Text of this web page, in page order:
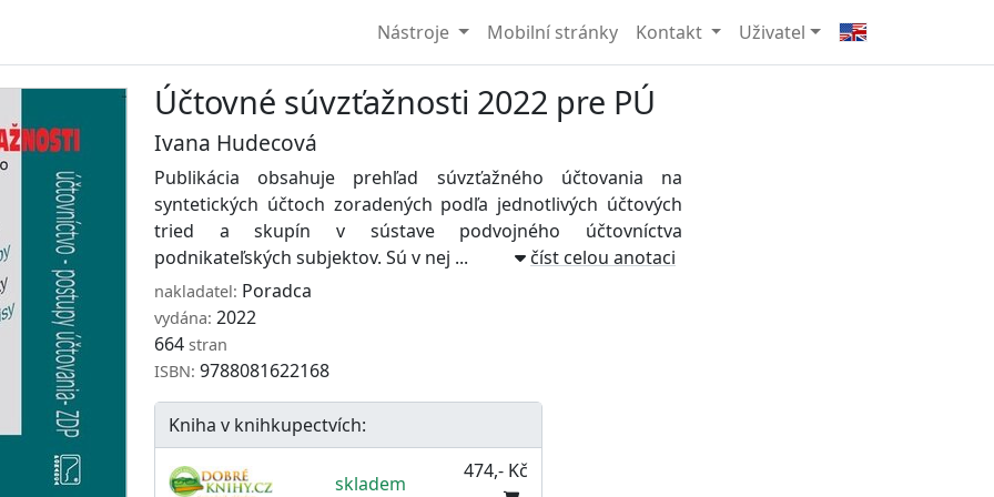
Nástroje Mobilní stránky Kontakt Uživatel
Účtovné súvzťažnosti 2022 pre PÚ
Ivana Hudecová
Publikácia obsahuje prehľad súvzťažného účtovania na
syntetických účtoch zoradených podľa jednotlivých účtových
tried a skupín v sústave podvojného účtovníctva
podnikateľských subjektov. Sú v nej ...
číst celou anotaci
nakladatel: Poradca
vydána: 2022
664 stran
ISBN: 9788081622168
Kniha v knihkupectvích:
skladem
474,- Kč